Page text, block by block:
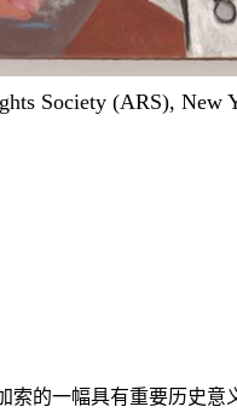
Society (ARS), New
索的一幅具有重要历史